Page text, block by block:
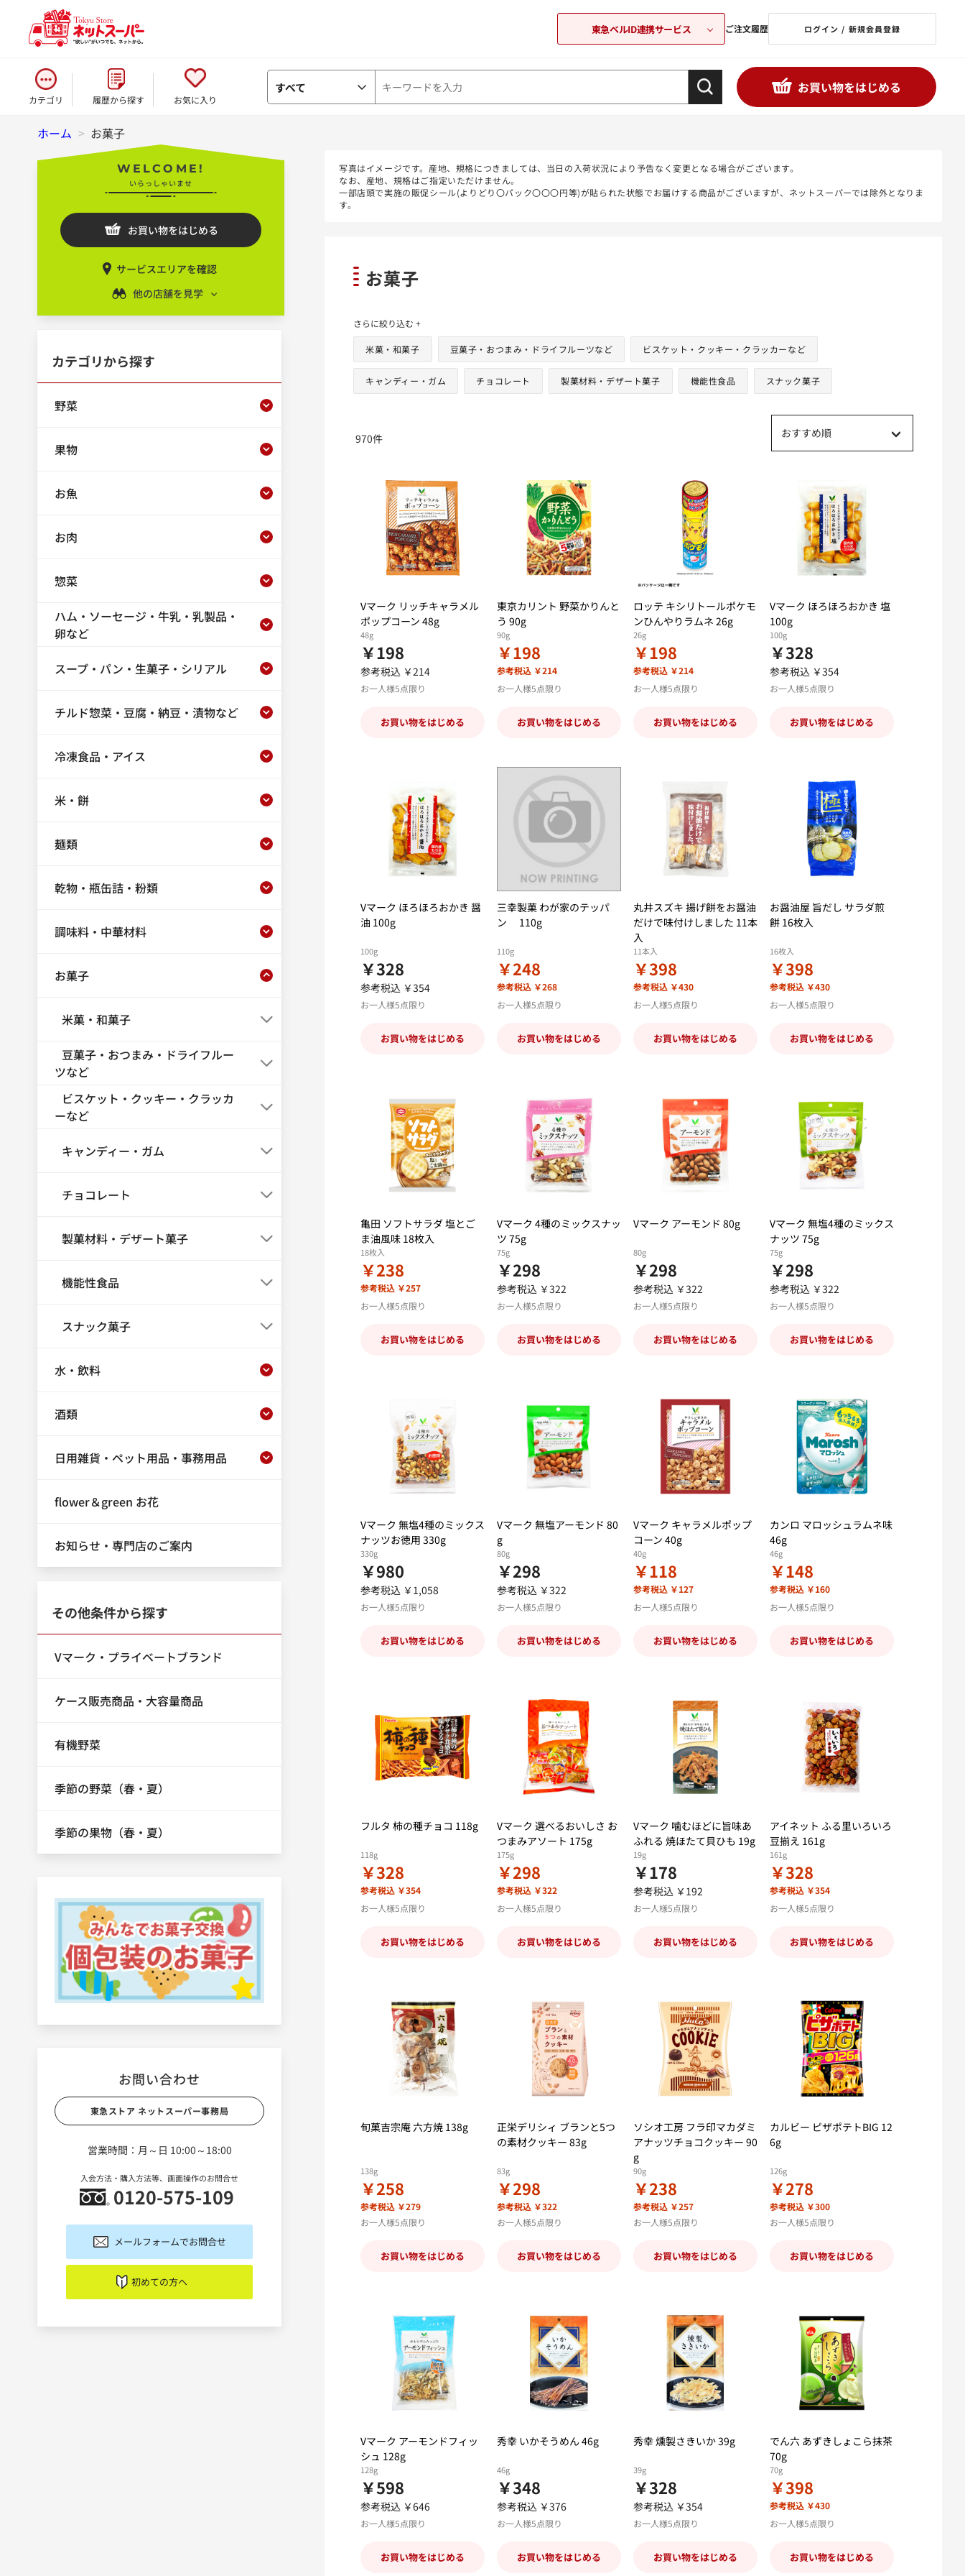
東急ベルID連携サービス ご注文履歴 ログイン / 新規会員登録
カテゴリ 履歴から探す お気に入り
すべて お買い物をはじめる
ホーム > お菓子
WELCOME!
いらっしゃいませ
お買い物をはじめる
サービスエリアを確認
他の店舗を見学
カテゴリから探す
野菜
果物
お魚
お肉
惣菜
ハム・ソーセージ・牛乳・乳製品・
卵など
スープ・パン・生菓子・シリアル
チルド惣菜・豆腐・納豆・漬物など
冷凍食品・アイス
米・餅
麺類
乾物・瓶缶詰・粉類
調味料・中華材料
お菓子
米菓・和菓子
豆菓子・おつまみ・ドライフルー
ツなど
ビスケット・クッキー・クラッカ
ーなど
キャンディー・ガム
チョコレート
製菓材料・デザート菓子
機能性食品
スナック菓子
水・飲料
酒類
日用雑貨・ペット用品・事務用品
flower＆green お花
お知らせ・専門店のご案内
その他条件から探す
Vマーク・プライベートブランド
ケース販売商品・大容量商品
有機野菜
季節の野菜（春・夏）
季節の果物（春・夏）
お問い合わせ
東急ストア ネットスーパー事務局
営業時間：月～日 10:00～18:00
入会方法・購入方法等、画面操作のお問合せ
0120-575-109
メールフォームでお問合せ
初めての方へ
写真はイメージです。産地、規格につきましては、当日の入荷状況により予告なく変更となる場合がございます。
なお、産地、規格はご指定いただけません。
一部店頭で実施の販促シール(よりどり〇パック〇〇〇円等)が貼られた状態でお届けする商品がございますが、ネットスーパーでは除外となりま
す。
お菓子
さらに絞り込む +
米菓・和菓子 豆菓子・おつまみ・ドライフルーツなど ビスケット・クッキー・クラッカーなど
キャンディー・ガム チョコレート 製菓材料・デザート菓子 機能性食品 スナック菓子
970件 おすすめ順
Vマーク リッチキャラメル
ポップコーン 48g
48g
￥198
参考税込 ￥214
お一人様5点限り
お買い物をはじめる
東京カリント 野菜かりんと
う 90g
90g
￥198
参考税込 ￥214
お一人様5点限り
お買い物をはじめる
ロッテ キシリトールポケモ
ンひんやりラムネ 26g
26g
￥198
参考税込 ￥214
お一人様5点限り
お買い物をはじめる
Vマーク ほろほろおかき 塩
100g
100g
￥328
参考税込 ￥354
お一人様5点限り
お買い物をはじめる
Vマーク ほろほろおかき 醤
油 100g
100g
￥328
参考税込 ￥354
お一人様5点限り
お買い物をはじめる
三幸製菓 わが家のテッパ
ン 110g
110g
￥248
参考税込 ￥268
お一人様5点限り
お買い物をはじめる
丸井スズキ 揚げ餅をお醤油
だけで味付けしました 11本
入
11本入
￥398
参考税込 ￥430
お一人様5点限り
お買い物をはじめる
お醤油屋 旨だし サラダ煎
餅 16枚入
16枚入
￥398
参考税込 ￥430
お一人様5点限り
お買い物をはじめる
亀田 ソフトサラダ 塩とご
ま油風味 18枚入
18枚入
￥238
参考税込 ￥257
お一人様5点限り
お買い物をはじめる
Vマーク 4種のミックスナッ
ツ 75g
75g
￥298
参考税込 ￥322
お一人様5点限り
お買い物をはじめる
Vマーク アーモンド 80g
80g
￥298
参考税込 ￥322
お一人様5点限り
お買い物をはじめる
Vマーク 無塩4種のミックス
ナッツ 75g
75g
￥298
参考税込 ￥322
お一人様5点限り
お買い物をはじめる
Vマーク 無塩4種のミックス
ナッツお徳用 330g
330g
￥980
参考税込 ￥1,058
お一人様5点限り
お買い物をはじめる
Vマーク 無塩アーモンド 80
g
80g
￥298
参考税込 ￥322
お一人様5点限り
お買い物をはじめる
Vマーク キャラメルポップ
コーン 40g
40g
￥118
参考税込 ￥127
お一人様5点限り
お買い物をはじめる
カンロ マロッシュラムネ味
46g
46g
￥148
参考税込 ￥160
お一人様5点限り
お買い物をはじめる
フルタ 柿の種チョコ 118g
118g
￥328
参考税込 ￥354
お一人様5点限り
お買い物をはじめる
Vマーク 選べるおいしさ お
つまみアソート 175g
175g
￥298
参考税込 ￥322
お一人様5点限り
お買い物をはじめる
Vマーク 噛むほどに旨味あ
ふれる 焼ほたて貝ひも 19g
19g
￥178
参考税込 ￥192
お一人様5点限り
お買い物をはじめる
アイネット ふる里いろいろ
豆揃え 161g
161g
￥328
参考税込 ￥354
お一人様5点限り
お買い物をはじめる
旬菓吉宗庵 六方焼 138g
138g
￥258
参考税込 ￥279
お一人様5点限り
お買い物をはじめる
正栄デリシィ ブランと5つ
の素材クッキー 83g
83g
￥298
参考税込 ￥322
お一人様5点限り
お買い物をはじめる
ソシオ工房 フラ印マカダミ
アナッツチョコクッキー 90
g
90g
￥238
参考税込 ￥257
お一人様5点限り
お買い物をはじめる
カルビー ピザポテトBIG 12
6g
126g
￥278
参考税込 ￥300
お一人様5点限り
お買い物をはじめる
Vマーク アーモンドフィッ
シュ 128g
128g
￥598
参考税込 ￥646
お一人様5点限り
お買い物をはじめる
秀幸 いかそうめん 46g
46g
￥348
参考税込 ￥376
お一人様5点限り
お買い物をはじめる
秀幸 燻製さきいか 39g
39g
￥328
参考税込 ￥354
お一人様5点限り
お買い物をはじめる
でん六 あずきしょこら抹茶
70g
70g
￥398
参考税込 ￥430
お一人様5点限り
お買い物をはじめる